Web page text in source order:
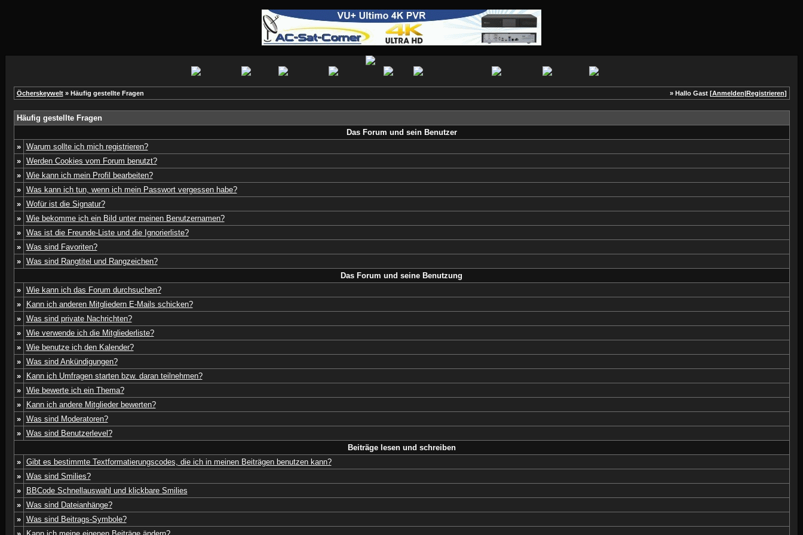
Öcherskeywelt» Häufig gestellte Fragen » Hallo Gast [Anmelden|Registrieren]
Häufig gestellte Fragen
Das Forum und sein Benutzer
»
Warum sollte ich mich registrieren?
»
Werden Cookies vom Forum benutzt?
»
Wie kann ich mein Profil bearbeiten?
»
Was kann ich tun, wenn ich mein Passwort vergessen habe?
»
Wofür ist die Signatur?
»
Wie bekomme ich ein Bild unter meinen Benutzernamen?
»
Was ist die Freunde-Liste und die Ignorierliste?
»
Was sind Favoriten?
»
Was sind Rangtitel und Rangzeichen?
Das Forum und seine Benutzung
»
Wie kann ich das Forum durchsuchen?
»
Kann ich anderen Mitgliedern E-Mails schicken?
»
Was sind private Nachrichten?
»
Wie verwende ich die Mitgliederliste?
»
Wie benutze ich den Kalender?
»
Was sind Ankündigungen?
»
Kann ich Umfragen starten bzw. daran teilnehmen?
»
Wie bewerte ich ein Thema?
»
Kann ich andere Mitglieder bewerten?
»
Was sind Moderatoren?
»
Was sind Benutzerlevel?
Beiträge lesen und schreiben
»
Gibt es bestimmte Textformatierungscodes, die ich in meinen Beiträgen benutzen kann?
»
Was sind Smilies?
»
BBCode Schnellauswahl und klickbare Smilies
»
Was sind Dateianhänge?
»
Was sind Beitrags-Symbole?